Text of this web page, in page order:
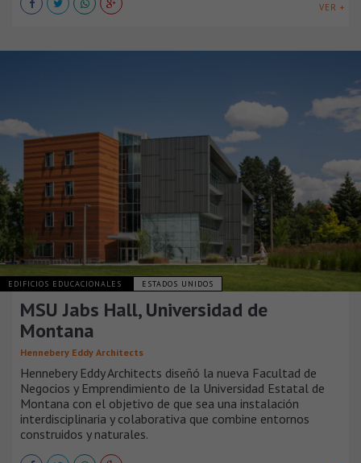
VER +
EDIFICIOS EDUCACIONALES ESTADOS UNIDOS
MSU Jabs Hall, Universidad de
Montana
Hennebery Eddy Architects
Hennebery Eddy Architects diseñó la nueva Facultad de
Negocios y Emprendimiento de la Universidad Estatal de
Montana con el objetivo de que sea una instalación
interdisciplinaria y colaborativa que combine entornos
construidos y naturales.